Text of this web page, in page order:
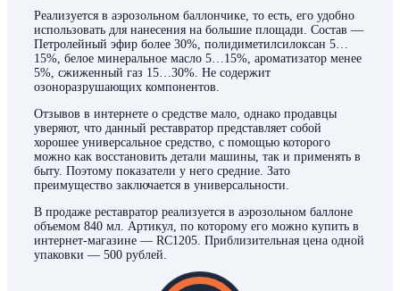
Реализуется в аэрозольном баллончике, то есть, его удобно
использовать для нанесения на большие площади. Состав —
Петролейный эфир более 30%, полидиметилсилоксан 5…
15%, белое минеральное масло 5…15%, ароматизатор менее
5%, сжиженный газ 15…30%. Не содержит
озоноразрушающих компонентов.
Отзывов в интернете о средстве мало, однако продавцы
уверяют, что данный реставратор представляет собой
хорошее универсальное средство, с помощью которого
можно как восстановить детали машины, так и применять в
быту. Поэтому показатели у него средние. Зато
преимущество заключается в универсальности.
В продаже реставратор реализуется в аэрозольном баллоне
объемом 840 мл. Артикул, по которому его можно купить в
интернет-магазине — RC1205. Приблизительная цена одной
упаковки — 500 рублей.